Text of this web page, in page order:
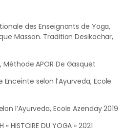
des Enseignants de Yoga,
Masson. Tradition Desikachar,
APOR De Gasquet
selon l’Ayurveda, Ecole
l’Ayurveda, Ecole Azenday 2019
DU YOGA » 2021